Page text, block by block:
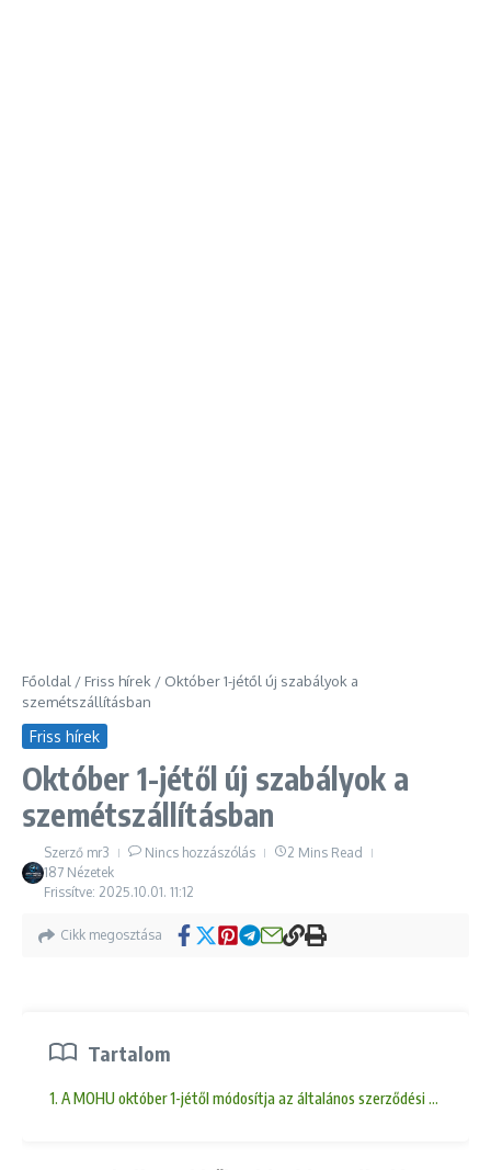
Főoldal / Friss hírek / Október 1-jétől új szabályok a
szemétszállításban
Friss hírek
Október 1-jétől új szabályok a
szemétszállításban
Szerző mr3 Nincs hozzászólás
2 Mins Read
187 Nézetek
Frissítve: 2025.10.01. 11:12
Cikk megosztása
Tartalom
1. A MOHU október 1-jétől módosítja az általános szerződési